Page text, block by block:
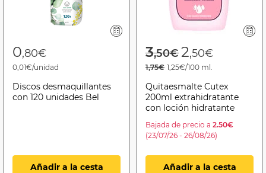
0,80€
0,01€/unidad
Discos desmaquillantes
con 120 unidades Bel
Añadir a la cesta
Price reduced
3,50€to
2,50€
1,75€ 1,25€/100 ml.
Quitaesmalte Cutex
200ml extrahidratante
con loción hidratante
Bajada de precio a 2.50€
(23/07/26 - 26/08/26)
Añadir a la cesta